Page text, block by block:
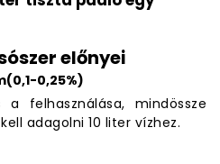
előnyei
0,25%)
a felhasználása, mindössze
adagolni 10 liter vízhez.